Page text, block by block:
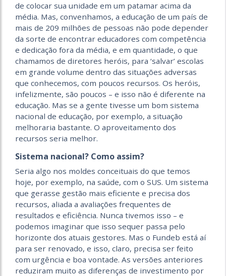
de colocar sua unidade em um patamar acima da
média. Mas, convenhamos, a educação de um país de
mais de 209 milhões de pessoas não pode depender
da sorte de encontrar educadores com competência
e dedicação fora da média, e em quantidade, o que
chamamos de diretores heróis, para ‘salvar’ escolas
em grande volume dentro das situações adversas
que conhecemos, com poucos recursos. Os heróis,
infelizmente, são poucos – e isso não é diferente na
educação. Mas se a gente tivesse um bom sistema
nacional de educação, por exemplo, a situação
melhoraria bastante. O aproveitamento dos
recursos seria melhor.
Sistema nacional? Como assim?
Seria algo nos moldes conceituais do que temos
hoje, por exemplo, na saúde, com o SUS. Um sistema
que gerasse gestão mais eficiente e precisa dos
recursos, aliada a avaliações frequentes de
resultados e eficiência. Nunca tivemos isso – e
podemos imaginar que isso sequer passa pelo
horizonte dos atuais gestores. Mas o Fundeb está aí
para ser renovado, e isso, claro, precisa ser feito
com urgência e boa vontade. As versões anteriores
reduziram muito as diferenças de investimento por